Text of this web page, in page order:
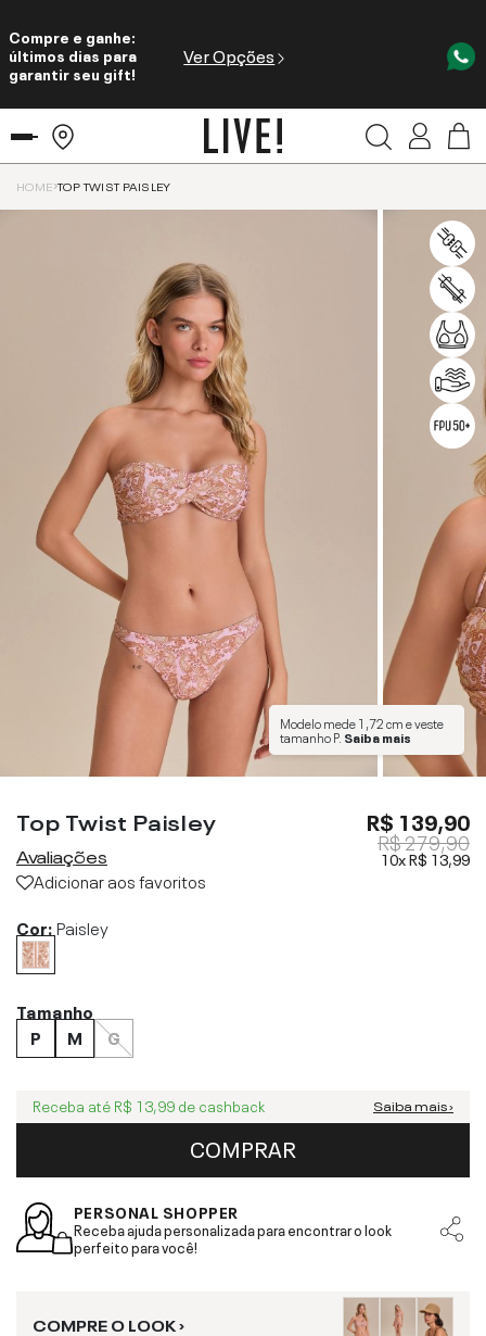
Compre e ganhe:
últimos dias para
garantir seu gift!
Ver Opções
HOME TOP TWIST PAISLEY
Modelo mede1,72 cme veste
tamanhoP. Saiba mais
Top Twist Paisley
Avaliações
Adicionar aos favoritos
R$ 139,90
R$ 279,90
10xR$ 13,99
Cor:Paisley
Tamanho
P
M G
Receba até R$ 13,99 de cashback Saiba mais ›
COMPRAR
PERSONAL SHOPPER
Receba ajuda personalizada para encontrar o look
perfeito para você!
COMPRE O LOOK ›